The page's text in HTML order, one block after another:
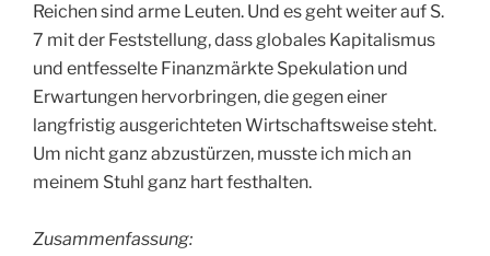
Reichen sind arme Leuten. Und es geht weiter auf S.
7 mit der Feststellung, dass globales Kapitalismus
und entfesselte Finanzmärkte Spekulation und
Erwartungen hervorbringen, die gegen einer
langfristig ausgerichteten Wirtschaftsweise steht.
Um nicht ganz abzustürzen, musste ich mich an
meinem Stuhl ganz hart festhalten.
Zusammenfassung: